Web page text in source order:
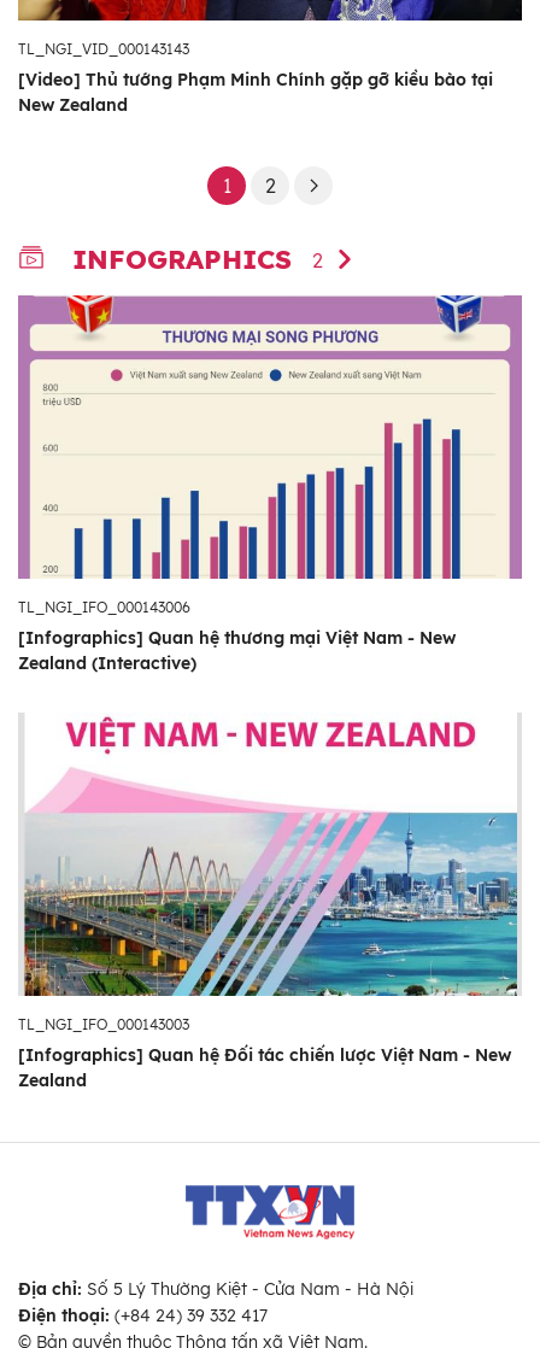
TL_NGI_VID_000143143
[Video] Thủ tướng Phạm Minh Chính gặp gỡ kiều bào tại
New Zealand
1 2
INFOGRAPHICS 2
TL_NGI_IFO_000143006
[Infographics] Quan hệ thương mại Việt Nam - New
Zealand (Interactive)
TL_NGI_IFO_000143003
[Infographics] Quan hệ Đối tác chiến lược Việt Nam - New
Zealand
Địa chỉ: Số 5 Lý Thường Kiệt - Cửa Nam - Hà Nội
Điện thoại: (+84 24) 39 332 417
© Bản quyền thuộc Thông tấn xã Việt Nam.